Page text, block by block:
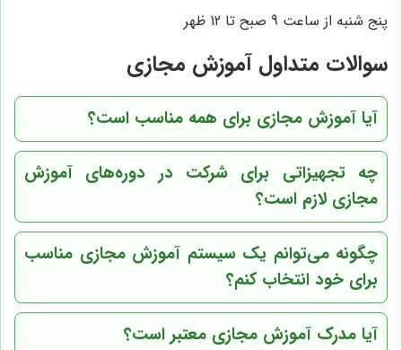
پنج شنبه از ساعت 9 صبح تا 12 ظهر
سوالات متداول آموزش مجازی
آیا آموزش مجازی برای همه مناسب است؟
چه تجهیزاتی برای شرکت در دوره‌های آموزش
مجازی لازم است؟
چگونه می‌توانم یک سیستم آموزش مجازی مناسب
برای خود انتخاب کنم؟
آیا مدرک آموزش مجازی معتبر است؟